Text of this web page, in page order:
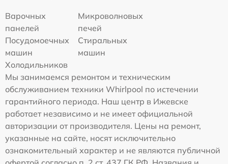
Варочных
панелей
Микроволновых
печей
Посудомоечных
машин
Стиральных
машин
Холодильников
Мы занимаемся ремонтом и техническим
обслуживанием техники Whirlpool по истечении
гарантийного периода. Наш центр в Ижевске
работает независимо и не имеет официальной
авторизации от производителя. Цены на ремонт,
указанные на сайте, носят исключительно
ознакомительный характер и не являются публичной